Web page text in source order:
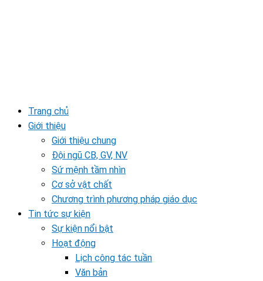
Trang chủ
Giới thiệu
Giới thiệu chung
Đội ngũ CB, GV, NV
Sứ mệnh tầm nhìn
Cơ sở vật chất
Chương trình phương pháp giáo dục
Tin tức sự kiện
Sự kiện nổi bật
Hoạt động
Lịch công tác tuần
Văn bản